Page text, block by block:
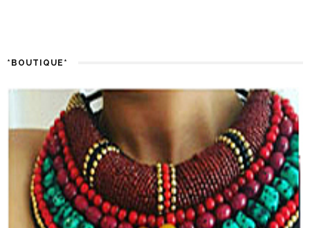
*BOUTIQUE*